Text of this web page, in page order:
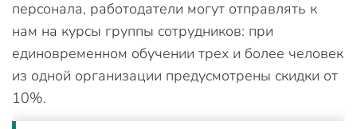
персонала, работодатели могут отправлять к
нам на курсы группы сотрудников: при
единовременном обучении трех и более человек
из одной организации предусмотрены скидки от
10%.